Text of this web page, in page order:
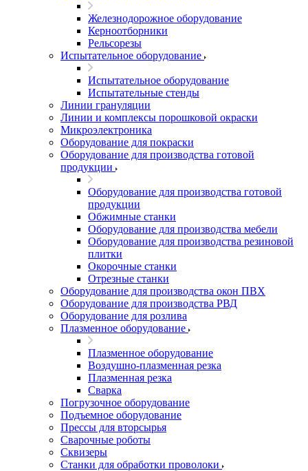
Железнодорожное оборудование
Керноотборники
Рельсорезы
Испытательное оборудование
Испытательное оборудование
Испытательные стенды
Линии грануляции
Линии и комплексы порошковой окраски
Микроэлектроника
Оборудование для покраски
Оборудование для производства готовой
продукции
Оборудование для производства готовой
продукции
Обжимные станки
Оборудование для производства мебели
Оборудование для производства резиновой
плитки
Окорочные станки
Отрезные станки
Оборудование для производства окон ПВХ
Оборудование для производства РВД
Оборудование для розлива
Плазменное оборудование
Плазменное оборудование
Воздушно-плазменная резка
Плазменная резка
Сварка
Погрузочное оборудование
Подъемное оборудование
Прессы для вторсырья
Сварочные роботы
Сквизеры
Станки для обработки проволоки